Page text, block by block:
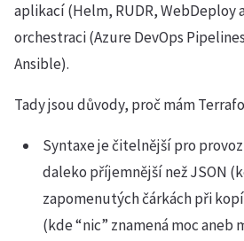
aplikací (Helm, RUDR, WebDeploy
orchestraci (Azure DevOps
Ansible).
Tady jsou důvody, proč mám
Syntaxe je čitelnější pro
daleko příjemnější než JSON
zapomenutých čárkách při
(kde “nic” znamená moc aneb